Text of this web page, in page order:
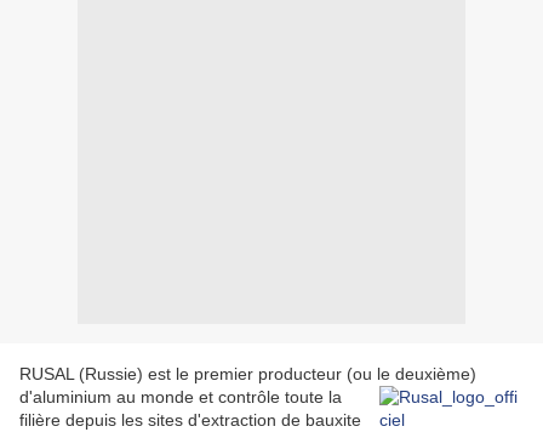
RUSAL (Russie) est le premier producteur (ou le deuxième)
d'aluminium au monde et contrôle toute la
filière depuis les sites d'extraction de bauxite